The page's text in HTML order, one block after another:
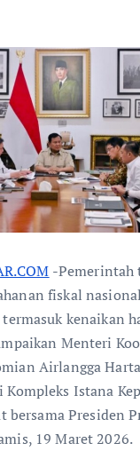
-Pemerintah
fiskal
kenaikan
Menteri
Airlangga
Kompleks Istana
bersama Presiden
19 Maret 2026.